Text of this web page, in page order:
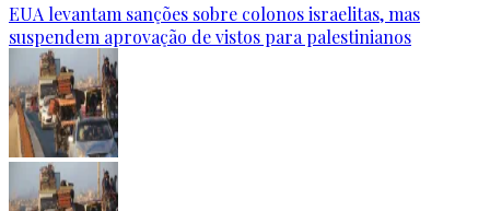
EUA levantam sanções sobre colonos israelitas, mas
suspendem aprovação de vistos para palestinianos